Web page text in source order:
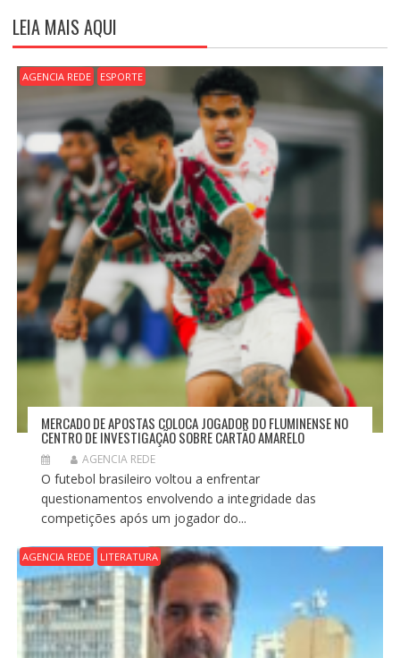
O
D
E
P
O
T
LEIA MAIS AQUI
AGENCIA REDE ESPORTE
MERCADO DE APOSTAS COLOCA JOGADOR DO FLUMINENSE NO
CENTRO DE INVESTIGAÇÃO SOBRE CARTÃO AMARELO
AGENCIA REDE
O futebol brasileiro voltou a enfrentar
questionamentos envolvendo a integridade das
competições após um jogador do...
AGENCIA REDE LITERATURA